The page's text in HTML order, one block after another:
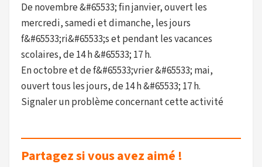
De novembre &#65533; fin janvier, ouvert les
mercredi, samedi et dimanche, les jours
f&#65533;ri&#65533;s et pendant les vacances
scolaires, de 14 h &#65533; 17 h.
En octobre et de f&#65533;vrier &#65533; mai,
ouvert tous les jours, de 14 h &#65533; 17 h.
Signaler un problème concernant cette activité
Partagez si vous avez aimé !